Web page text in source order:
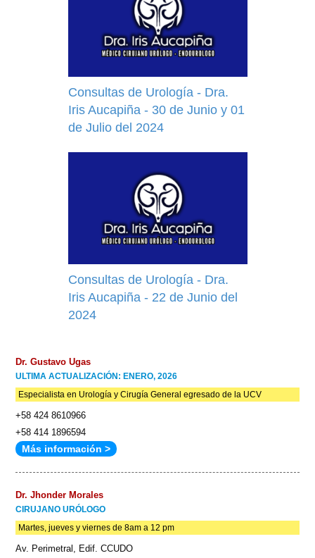
Consultas de Urología - Dra.
Iris Aucapiña - 30 de Junio y 01
de Julio del 2024
Consultas de Urología - Dra.
Iris Aucapiña - 22 de Junio del
2024
Dr. Gustavo Ugas
ULTIMA ACTUALIZACIÓN: ENERO, 2026
Especialista en Urología y Cirugía General egresado de la UCV
+58 424 8610966
+58 414 1896594
Más información >
Dr. Jhonder Morales
CIRUJANO URÓLOGO
Martes, jueves y viernes de 8am a 12 pm
Av. Perimetral, Edif. CCUDO